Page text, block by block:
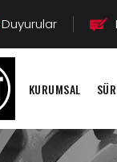
Duyurular
KURUMSAL